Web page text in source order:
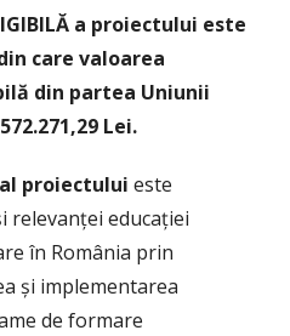
a proiectului este
care valoarea
din partea Uniunii
Lei.
al proiectului este
relevanței educației
în România prin
și implementarea
de formare